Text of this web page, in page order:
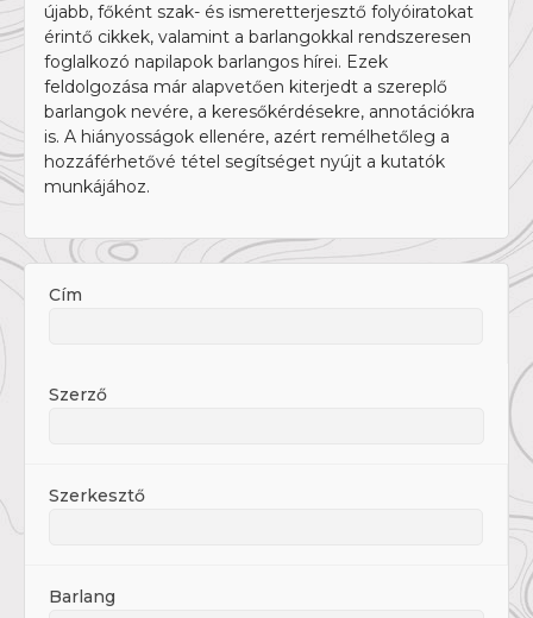
újabb, főként szak- és ismeretterjesztő folyóiratokat
érintő cikkek, valamint a barlangokkal rendszeresen
foglalkozó napilapok barlangos hírei. Ezek
feldolgozása már alapvetően kiterjedt a szereplő
barlangok nevére, a keresőkérdésekre, annotációkra
is. A hiányosságok ellenére, azért remélhetőleg a
hozzáférhetővé tétel segítséget nyújt a kutatók
munkájához.
Cím
Szerző
Szerkesztő
Barlang